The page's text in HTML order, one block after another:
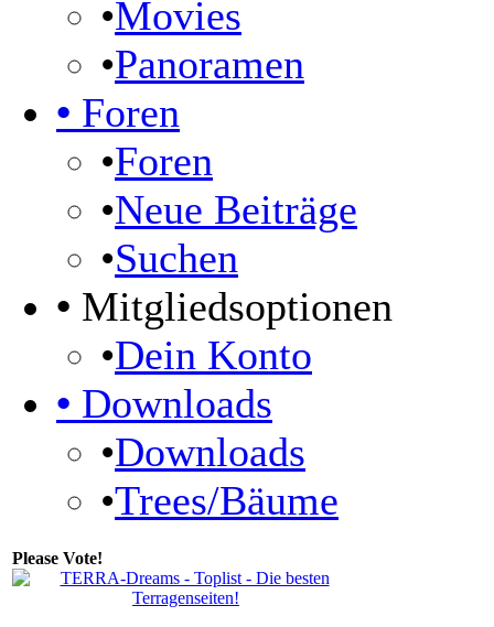
•Movies
•Panoramen
• Foren
•Foren
•Neue Beiträge
•Suchen
• Mitgliedsoptionen
•Dein Konto
• Downloads
•Downloads
•Trees/Bäume
Please Vote!